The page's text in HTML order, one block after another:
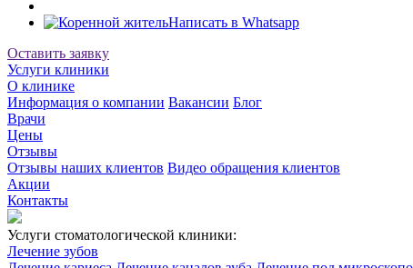
Написать в Whatsapp
Оставить заявку
Услуги клиники
О клинике
Информация о компании Вакансии Блог
Врачи
Цены
Отзывы
Отзывы наших клиентов Видео обращения клиентов
Акции
Контакты
Услуги стоматологической клиники:
Лечение зубов